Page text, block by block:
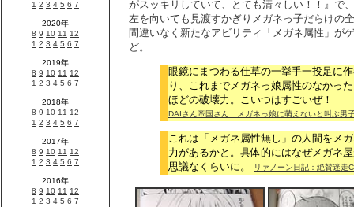
がスッキリしていて、とても清々しい！！』で、
左を向いても見渡すかぎりメガネっ子だらけの
間違いなく新たなアビリティ「メガネ属性」が
ど。
眼鏡にまつわる仕草の一挙手一投足に
り、これまでメガネっ娘属性のなかっ
ほどの破壊力。こいつはすごいぜ！
DAIさん帝国さん メガネっ娘に萌えないと叫ぶ男
これは「メガネ属性無し」の人間をメ
力があるかと。具体的にはなぜメガネ
思議なくらいに。
リァノーン日記：絶賛迷走